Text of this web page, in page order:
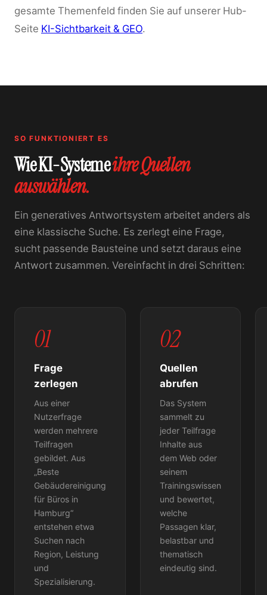
gesamte Themenfeld finden Sie auf unserer Hub-
Seite KI-Sichtbarkeit & GEO.
SO FUNKTIONIERT ES
Wie KI-Systemeihre Quellen
auswählen.
Ein generatives Antwortsystem arbeitet anders als
eine klassische Suche. Es zerlegt eine Frage,
sucht passende Bausteine und setzt daraus eine
Antwort zusammen. Vereinfacht in drei Schritten:
01
Frage
zerlegen
Aus einer
Nutzerfrage
werden mehrere
Teilfragen
gebildet. Aus
„Beste
Gebäudereinigung
für Büros in
Hamburg“
entstehen etwa
Suchen nach
Region, Leistung
und
Spezialisierung.
02
Quellen
abrufen
Das System
sammelt zu
jeder Teilfrage
Inhalte aus
dem Web oder
seinem
Trainingswissen
und bewertet,
welche
Passagen klar,
belastbar und
thematisch
eindeutig sind.